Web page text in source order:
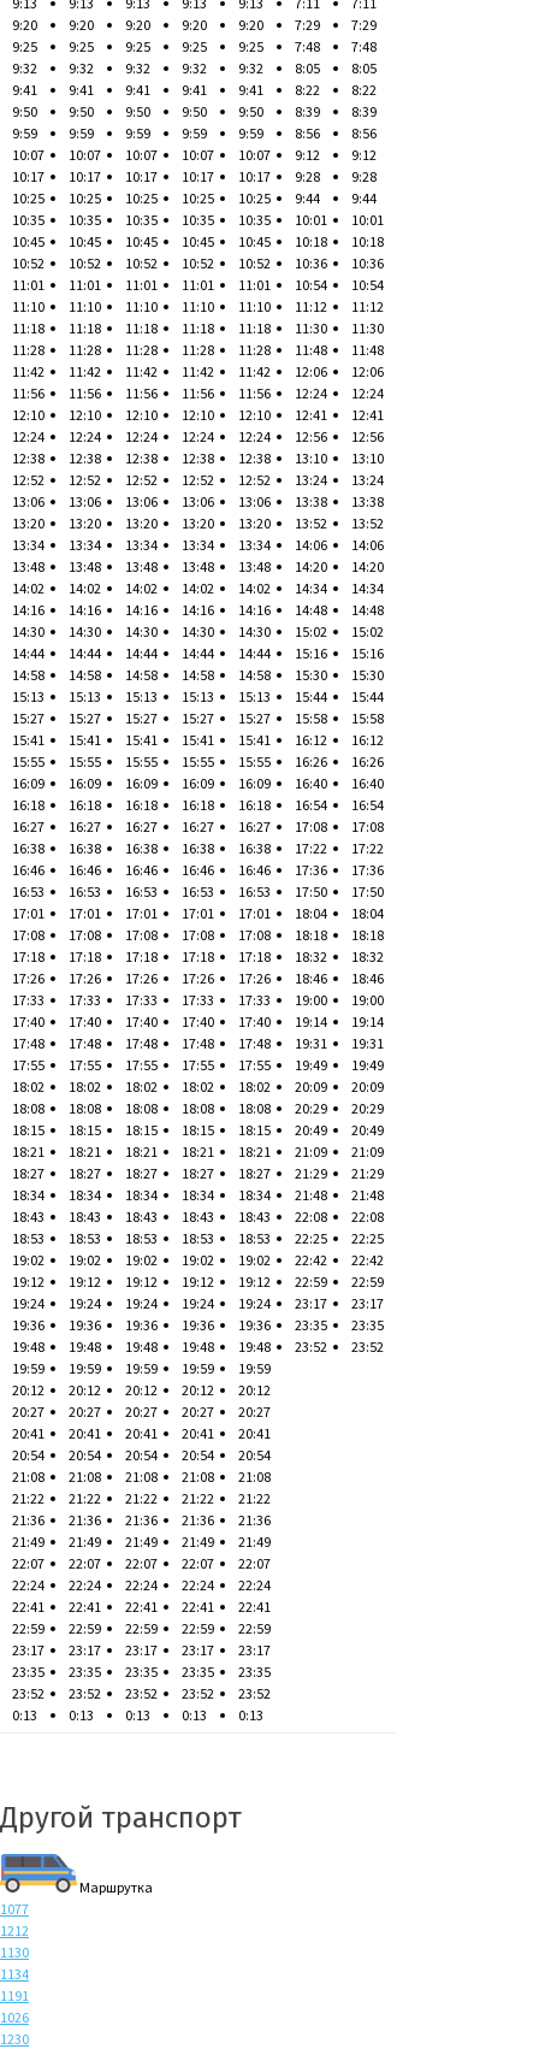
9:20
9:25
9:32
9:41
9:50
9:59
10:07
10:17
10:25
10:35
10:45
10:52
11:01
11:10
11:18
11:28
11:42
11:56
12:10
12:24
12:38
12:52
13:06
13:20
13:34
13:48
14:02
14:16
14:30
14:44
14:58
15:13
15:27
15:41
15:55
16:09
16:18
16:27
16:38
16:46
16:53
17:01
17:08
17:18
17:26
17:33
17:40
17:48
17:55
18:02
18:08
18:15
18:21
18:27
18:34
18:43
18:53
19:02
19:12
19:24
19:36
19:48
19:59
20:12
20:27
20:41
20:54
21:08
21:22
21:36
21:49
22:07
22:24
22:41
22:59
23:17
23:35
23:52
0:13
9:20
9:25
9:32
9:41
9:50
9:59
10:07
10:17
10:25
10:35
10:45
10:52
11:01
11:10
11:18
11:28
11:42
11:56
12:10
12:24
12:38
12:52
13:06
13:20
13:34
13:48
14:02
14:16
14:30
14:44
14:58
15:13
15:27
15:41
15:55
16:09
16:18
16:27
16:38
16:46
16:53
17:01
17:08
17:18
17:26
17:33
17:40
17:48
17:55
18:02
18:08
18:15
18:21
18:27
18:34
18:43
18:53
19:02
19:12
19:24
19:36
19:48
19:59
20:12
20:27
20:41
20:54
21:08
21:22
21:36
21:49
22:07
22:24
22:41
22:59
23:17
23:35
23:52
0:13
9:20
9:25
9:32
9:41
9:50
9:59
10:07
10:17
10:25
10:35
10:45
10:52
11:01
11:10
11:18
11:28
11:42
11:56
12:10
12:24
12:38
12:52
13:06
13:20
13:34
13:48
14:02
14:16
14:30
14:44
14:58
15:13
15:27
15:41
15:55
16:09
16:18
16:27
16:38
16:46
16:53
17:01
17:08
17:18
17:26
17:33
17:40
17:48
17:55
18:02
18:08
18:15
18:21
18:27
18:34
18:43
18:53
19:02
19:12
19:24
19:36
19:48
19:59
20:12
20:27
20:41
20:54
21:08
21:22
21:36
21:49
22:07
22:24
22:41
22:59
23:17
23:35
23:52
0:13
9:20
9:25
9:32
9:41
9:50
9:59
10:07
10:17
10:25
10:35
10:45
10:52
11:01
11:10
11:18
11:28
11:42
11:56
12:10
12:24
12:38
12:52
13:06
13:20
13:34
13:48
14:02
14:16
14:30
14:44
14:58
15:13
15:27
15:41
15:55
16:09
16:18
16:27
16:38
16:46
16:53
17:01
17:08
17:18
17:26
17:33
17:40
17:48
17:55
18:02
18:08
18:15
18:21
18:27
18:34
18:43
18:53
19:02
19:12
19:24
19:36
19:48
19:59
20:12
20:27
20:41
20:54
21:08
21:22
21:36
21:49
22:07
22:24
22:41
22:59
23:17
23:35
23:52
0:13
9:20
9:25
9:32
9:41
9:50
9:59
10:07
10:17
10:25
10:35
10:45
10:52
11:01
11:10
11:18
11:28
11:42
11:56
12:10
12:24
12:38
12:52
13:06
13:20
13:34
13:48
14:02
14:16
14:30
14:44
14:58
15:13
15:27
15:41
15:55
16:09
16:18
16:27
16:38
16:46
16:53
17:01
17:08
17:18
17:26
17:33
17:40
17:48
17:55
18:02
18:08
18:15
18:21
18:27
18:34
18:43
18:53
19:02
19:12
19:24
19:36
19:48
19:59
20:12
20:27
20:41
20:54
21:08
21:22
21:36
21:49
22:07
22:24
22:41
22:59
23:17
23:35
23:52
0:13
7:29
7:48
8:05
8:22
8:39
8:56
9:12
9:28
9:44
10:01
10:18
10:36
10:54
11:12
11:30
11:48
12:06
12:24
12:41
12:56
13:10
13:24
13:38
13:52
14:06
14:20
14:34
14:48
15:02
15:16
15:30
15:44
15:58
16:12
16:26
16:40
16:54
17:08
17:22
17:36
17:50
18:04
18:18
18:32
18:46
19:00
19:14
19:31
19:49
20:09
20:29
20:49
21:09
21:29
21:48
22:08
22:25
22:42
22:59
23:17
23:35
23:52
7:29
7:48
8:05
8:22
8:39
8:56
9:12
9:28
9:44
10:01
10:18
10:36
10:54
11:12
11:30
11:48
12:06
12:24
12:41
12:56
13:10
13:24
13:38
13:52
14:06
14:20
14:34
14:48
15:02
15:16
15:30
15:44
15:58
16:12
16:26
16:40
16:54
17:08
17:22
17:36
17:50
18:04
18:18
18:32
18:46
19:00
19:14
19:31
19:49
20:09
20:29
20:49
21:09
21:29
21:48
22:08
22:25
22:42
22:59
23:17
23:35
23:52
Другой транспорт
Маршрутка
1077
1212
1130
1134
1191
1026
1230